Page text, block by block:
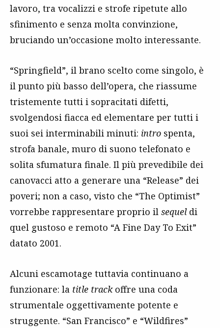
lavoro, tra vocalizzi e strofe ripetute allo
sfinimento e senza molta convinzione,
bruciando un’occasione molto interessante.
“Springfield”, il brano scelto come singolo, è
il punto più basso dell’opera, che riassume
tristemente tutti i sopracitati difetti,
svolgendosi fiacca ed elementare per tutti i
suoi sei interminabili minuti: intro spenta,
strofa banale, muro di suono telefonato e
solita sfumatura finale. Il più prevedibile dei
canovacci atto a generare una “Release” dei
poveri; non a caso, visto che “The Optimist”
vorrebbe rappresentare proprio il sequeldi
quel gustoso e remoto “A Fine Day To Exit”
datato 2001.
Alcuni escamotage tuttavia continuano a
funzionare: la title trackoffre una coda
strumentale oggettivamente potente e
struggente. “San Francisco” e “Wildfires”